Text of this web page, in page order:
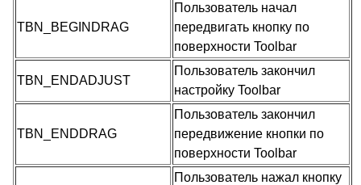
TBN_BEGINDRAG
Пользователь начал
передвигать кнопку по
поверхности Toolbar
TBN_ENDADJUST
Пользователь закончил
настройку Toolbar
TBN_ENDDRAG
Пользователь закончил
передвижение кнопки по
поверхности Toolbar
Пользователь нажал кнопку